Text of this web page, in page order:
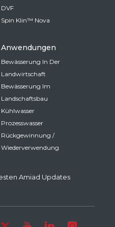
DVF
Spin Klin™ Nova
Anwendungen
Bewässerung In Der
Landwirtschaft
Bewässerung Im
Landschaftsbau
Kühlwasser
Prozesswasser
Rückgewinnung /
Wiederverwendung
Amiad Updates